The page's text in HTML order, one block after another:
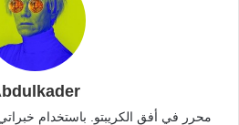
محرر في أفق الكريبتو. باستخدام